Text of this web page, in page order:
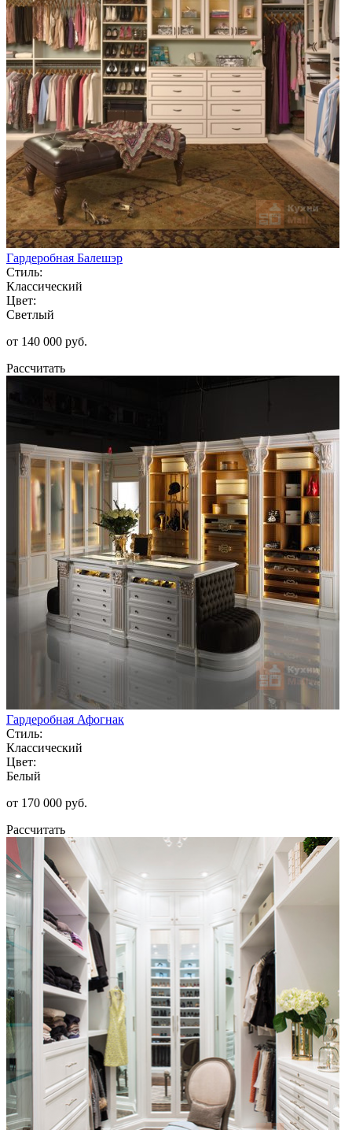
Гардеробная Балешэр
Стиль:
Классический
Цвет:
Светлый
от 140 000 руб.
Рассчитать
Гардеробная Афогнак
Стиль:
Классический
Цвет:
Белый
от 170 000 руб.
Рассчитать